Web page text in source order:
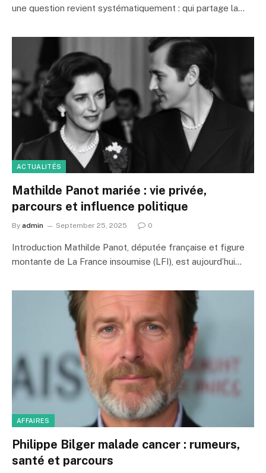
une question revient systématiquement : qui partage la…
ACTUALITÉS
Mathilde Panot mariée : vie privée,
parcours et influence politique
By admin September 25, 2025 0
Introduction Mathilde Panot, députée française et figure
montante de La France insoumise (LFI), est aujourd’hui…
AFFAIRES
Philippe Bilger malade cancer : rumeurs,
santé et parcours